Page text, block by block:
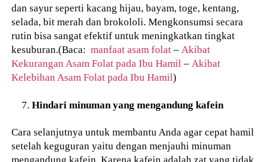
dan sayur seperti kacang hijau, bayam, toge, kentang,
selada, bit merah dan brokololi. Mengkonsumsi secara
rutin bisa sangat efektif untuk meningkatkan tingkat
kesuburan.(Baca:manfaat asam folat –Akibat
Kekurangan Asam Folat pada Ibu Hamil –Akibat
Kelebihan Asam Folat pada Ibu Hamil)
Hindari minuman yang mengandung kafein
Cara selanjutnya untuk membantu Anda agar cepat hamil
setelah keguguran yaitu dengan menjauhi minuman
mengandung kafein. Karena kafein adalah zat yang tidak